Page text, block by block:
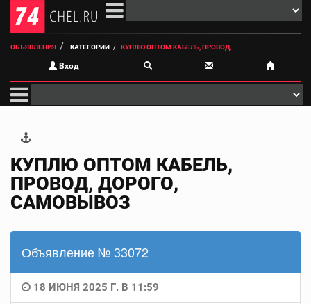
ОБЪЯВЛЕНИЯ КАТЕГОРИИ КУПЛЮ ОПТОМ КАБЕЛЬ, ПРОВОД,
Вход
КУПЛЮ ОПТОМ КАБЕЛЬ,
ПРОВОД, ДОРОГО,
САМОВЫВОЗ
Объявление № 33072
18 ИЮНЯ 2025 Г. В 11:59